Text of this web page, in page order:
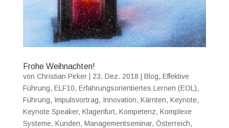
Frohe Weihnachten!
von Christian Pirker| 23. Dez. 2018 Blog, Effektive
Führung, ELF10, Erfahrungsorientiertes Lernen (EOL),
Führung, Impulsvortrag, Innovation, Kärnten, Keynote,
Keynote Speaker, Klagenfurt, Kompetenz, Komplexe
Systeme, Kunden, Managementseminar, Österreich,